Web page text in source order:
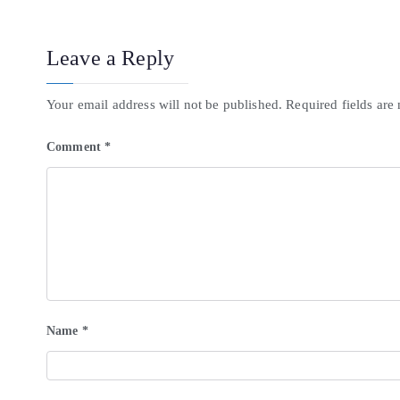
Leave a Reply
Your email address will not be published. Required fields are
Comment*
Name *